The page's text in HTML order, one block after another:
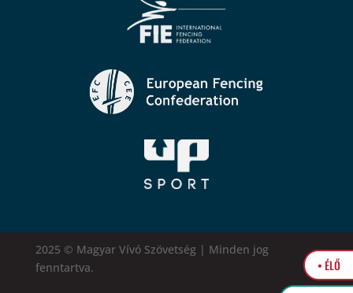
2025 © Magyar Vívó Szövetség | Minden jog
fenntartva.
• ÉLŐ